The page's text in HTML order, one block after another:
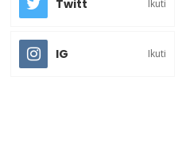
Twitt Ikuti
IG Ikuti